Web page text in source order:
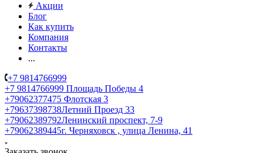
Акции
Блог
Как купить
Компания
Контакты
...
+7 9814766999
+7 9814766999 Площадь Победы 4
+79062377475 Флотская 3
+79637398738Летний Проезд 33
+79062389792Ленинский проспект, 7-9
+79062389445г. Черняховск , улица Ленина, 41